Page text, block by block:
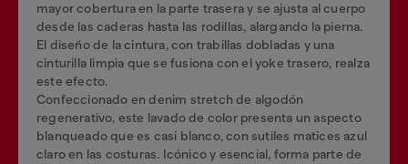
mayor cobertura en la parte trasera y se ajusta al cuerpo
desde las caderas hasta las rodillas, alargando la pierna.
El diseño de la cintura, con trabillas dobladas y una
cinturilla limpia que se fusiona con el yoke trasero, realza
este efecto.
Confeccionado en denim stretch de algodón
regenerativo, este lavado de color presenta un aspecto
blanqueado que es casi blanco, con sutiles matices azul
claro en las costuras. Icónico y esencial, forma parte de